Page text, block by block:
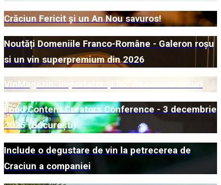
Crăciun Fericit și un An Nou savuros!
Noutăți Domeniile Franco-Române - Galeron roșu
si un vin superpremium din 2026
VinMagazin: importator și loc de savurat vinuri
Food Content Creators Conference - 3 decembrie
2025 (București)
Include o degustare de vin la petrecerea de
Craciun a companiei